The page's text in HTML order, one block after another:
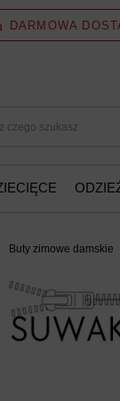
DARMOWA
Buty zimowe damskie